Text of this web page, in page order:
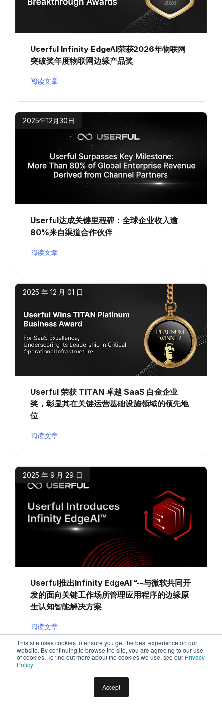
This site uses cookies to ensure you get the best experience on our
website. By continuing to browse the site, you are agreeing to our use
of cookies. To find out more about the cookies we use, see our Privacy
Policy
Accept
Userful Infinity EdgeAI荣获2026年物联网
突破奖年度物联网边缘产品奖
阅读文章
2025年12月30日
Userful达成关键里程碑：全球企业收入逾
80%来自渠道合作伙伴
阅读文章
2025 年 12 月 01 日
Userful 荣获 TITAN 卓越 SaaS 白金企业
奖，彰显其在关键运营基础设施领域的领先地
位
阅读文章
2025 年 9 月 29 日
Userful推出Infinity EdgeAI™--与微软共同开
发的面向关键工作场所管理应用程序的边缘原
生认知智能解决方案
阅读文章
2024 年 2 月 7 日